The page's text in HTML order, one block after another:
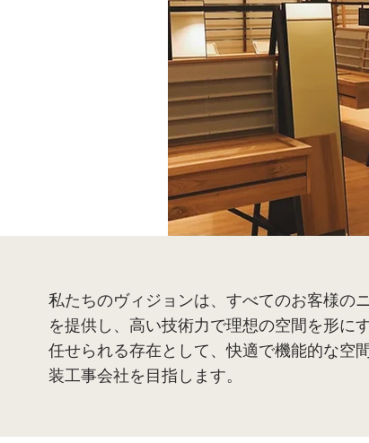
私たちのヴィジョンは、すべてのお客様の
を提供し、高い技術力で理想の空間を形に
任せられる存在として、快適で機能的な空
装工事会社を目指します。